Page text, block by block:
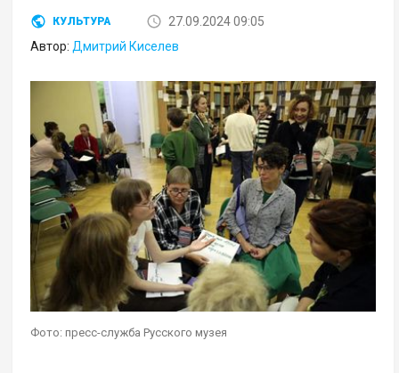
КУЛЬТУРА
27.09.2024 09:05
Автор:Дмитрий Киселев
Фото: пресс-служба Русского музея